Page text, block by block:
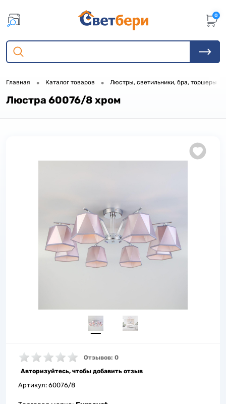
0
Главная • Каталог товаров • Люстры, светильники, бра, торшеры
Люстра 60076/8 хром
Отзывов: 0
Авторизуйтесь, чтобы добавить отзыв
Артикул: 60076/8